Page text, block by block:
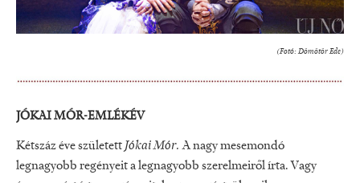
(Fotó: Dömötör Ede)
JÓKAI MÓR-EMLÉKÉV
Kétszáz éve születettJókai Mór. A nagy mesemondó
legnagyobb regényeit a legnagyobb szerelmeiről írta. Vagy